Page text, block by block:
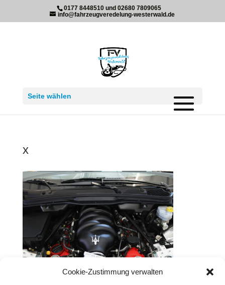
Cookie-Zustimmung verwalten
0177 8448510 und 02680 7809065
info@fahrzeugveredelung-westerwald.de
Seite wählen
x